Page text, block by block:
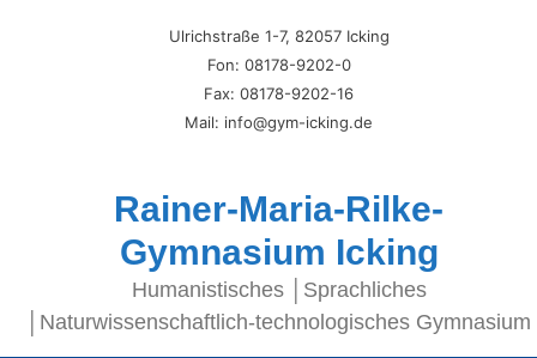
Ulrichstraße 1-7, 82057 Icking
Fon: 08178-9202-0
Fax: 08178-9202-16
Mail: info@gym-icking.de
Rainer-Maria-Rilke-
Gymnasium Icking
Humanistisches │Sprachliches
│Naturwissenschaftlich-technologisches Gymnasium